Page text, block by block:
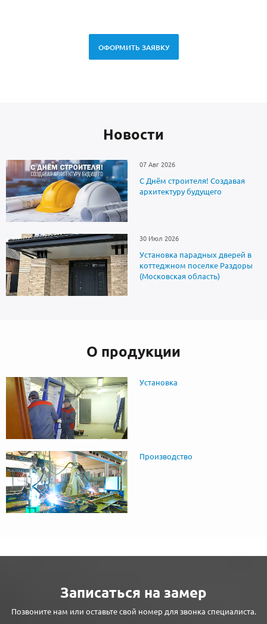
ОФОРМИТЬ ЗАЯВКУ
Новоcти
07 Авг 2026
С Днём строителя! Создавая
архитектуру будущего
30 Июл 2026
Установка парадных дверей в
коттеджном поселке Раздоры
(Московская область)
О продукции
Установка
Производство
Записаться на замер
Позвоните нам или оставьте свой номер для звонка специалиста.